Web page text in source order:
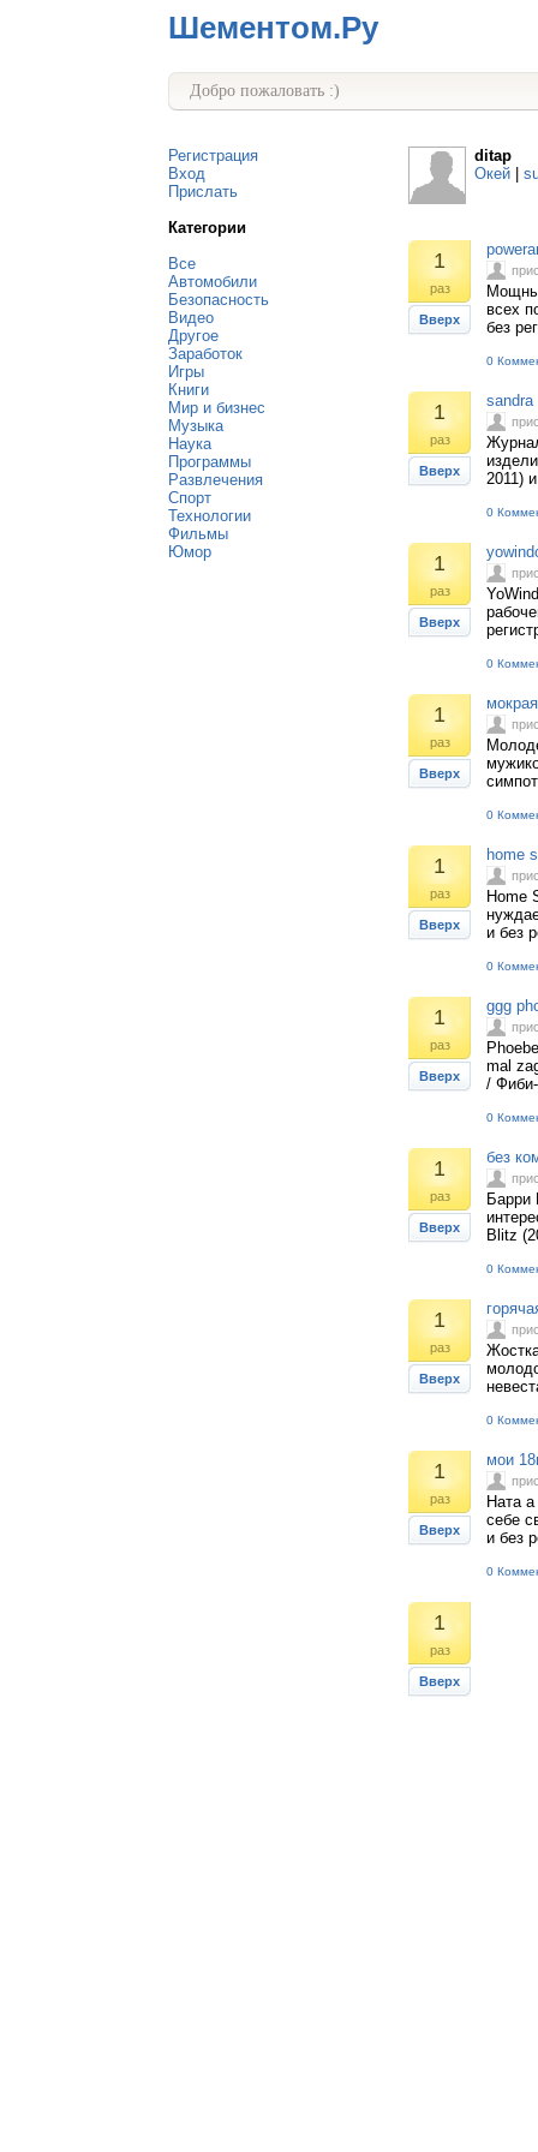
Шементом.Ру
Добро пожаловать :)
Регистрация
Вход
Прислать
Категории
Все
Автомобили
Безопасность
Видео
Другое
Заработок
Игры
Книги
Мир и бизнес
Музыка
Наука
Программы
Развлечения
Спорт
Технологии
Фильмы
Юмор
ditap
Окей
1
раз
Вверх
всех
без
0
1
раз
Вверх
sandra
2011)
0
1
раз
Вверх
0
1
раз
Вверх
0
1
раз
Вверх
home
Home
и без
0
1
раз
Вверх
ggg
mal
/ Фиби-
0
1
раз
Вверх
без
Барри
Blitz
0
1
раз
Вверх
0
1
раз
Вверх
мои
Ната
себе
и без
0
1
раз
Вверх